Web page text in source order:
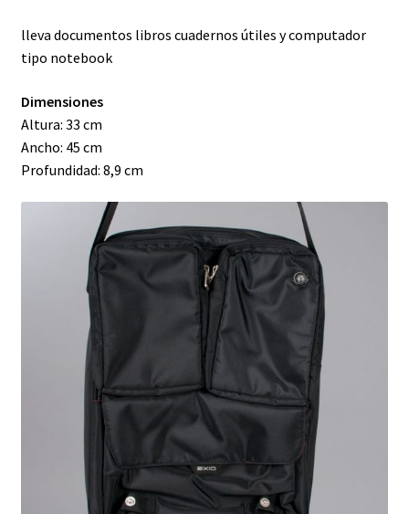
lleva documentos libros cuadernos útiles y computador
tipo notebook
Dimensiones
Altura: 33 cm
Ancho: 45 cm
Profundidad: 8,9 cm